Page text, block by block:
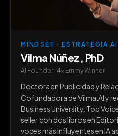
MINDSET · ESTRATEGIA
Vilma Núñez, PhD
AI Founder · 4x Emmy Winner
Doctora en Publicidad y
Cofundadora de Vilma.AI y
Business University. Top
seller con dos libros en
voces más influyentes en IA